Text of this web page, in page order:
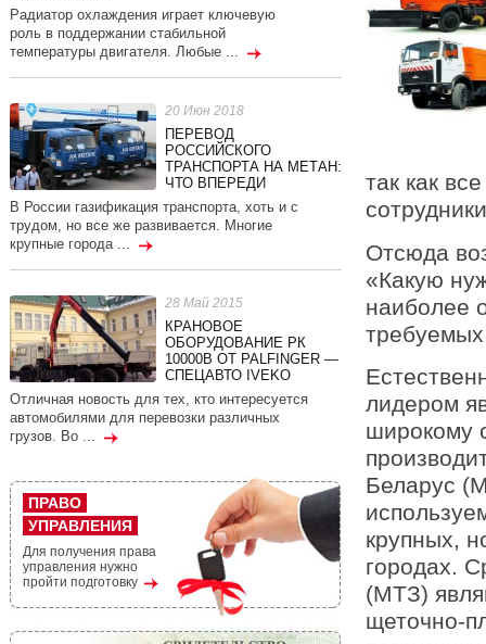
так как
Отсюда
«Какую
наиболее
лидером
широкому
Беларус
крупных,
городах.
(МТЗ)
щеточно-
Радиатор охлаждения играет ключевую
роль в поддержании стабильной
температуры двигателя. Любые ...
20 Июн 2018
ПЕРЕВОД
РОССИЙСКОГО
ТРАНСПОРТА НА МЕТАН:
ЧТО ВПЕРЕДИ
В России газификация транспорта, хоть и с
трудом, но все же развивается. Многие
крупные города ...
28 Май 2015
КРАНОВОЕ
ОБОРУДОВАНИЕ РК
10000В ОТ PALFINGER —
СПЕЦАВТО IVEKO
Отличная новость для тех, кто интересуется
автомобилями для перевозки различных
грузов. Во ...
ПРАВО
УПРАВЛЕНИЯ
Для получения права
управления нужно
пройти подготовку